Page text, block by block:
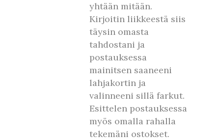
yhtään mitään.
Kirjoitin liikkeestä siis
täysin omasta
tahdostani ja
postauksessa
mainitsen saaneeni
lahjakortin ja
valinneeni sillä farkut.
Esittelen postauksessa
myös omalla rahalla
tekemäni ostokset.